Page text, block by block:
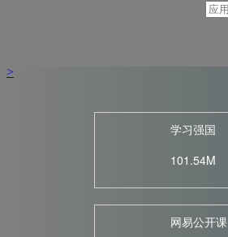
>
学习强国
101.54M
网易公开课